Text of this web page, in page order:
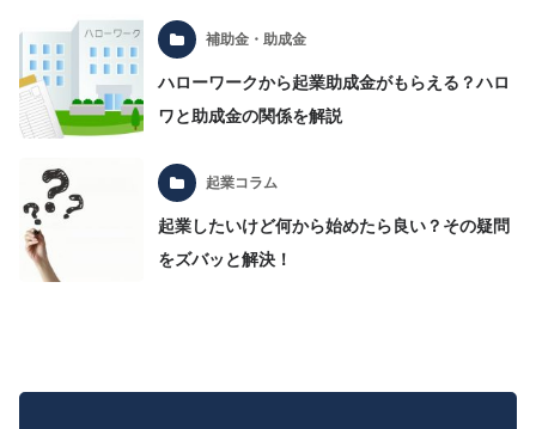
補助金・助成金
ハローワークから起業助成金がもらえる？ハロ
ワと助成金の関係を解説
起業コラム
起業したいけど何から始めたら良い？その疑問
をズバッと解決！